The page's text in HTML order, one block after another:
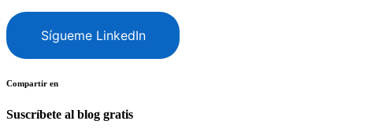
Sígueme LinkedIn
Compartir en
Suscríbete al blog gratis